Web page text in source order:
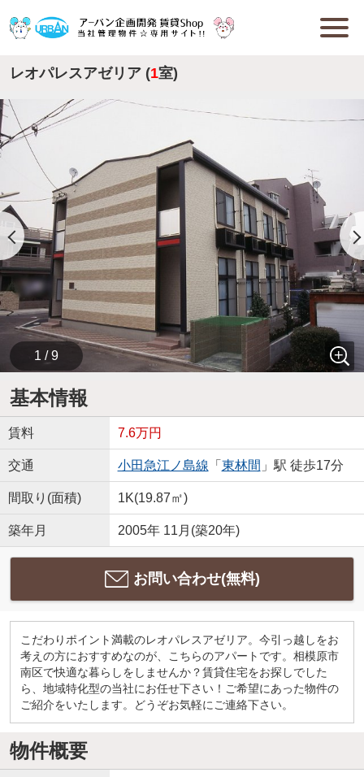
レオパレスアゼリア (1室)
1 / 9
基本情報
賃料 7.6万円
交通 小田急江ノ島線 「 東林間 」駅 徒歩17分
間取り(面積) 1K(19.87㎡)
築年月 2005年 11月(築20年)
お問い合わせ(無料)
こだわりポイント満載のレオパレスアゼリア。今引っ越しをお
考えの方におすすめなのが、こちらのアパートです。相模原市
南区で快適な暮らしをしませんか？賃貸住宅をお探しでした
ら、地域特化型の当社にお任せ下さい！ご希望にあった物件の
ご紹介をいたします。どうぞお気軽にご連絡下さい。
物件概要